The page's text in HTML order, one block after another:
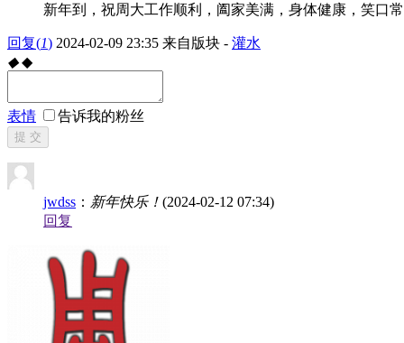
新年到，祝周大工作顺利，阖家美满，身体健康，笑口
回复(1) 2024-02-09 23:35 来自版块 - 灌水
◆ ◆
表情 告诉我的粉丝
提 交
jwdss ： 新年快乐！ (2024-02-12 07:34)
回复